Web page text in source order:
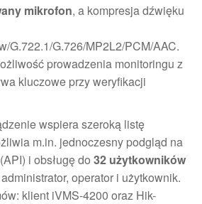
mikrofon, a kompresja dźwięku
G.722.1/G.726/MP2L2/PCM/AAC.
prowadzenia monitoringu z
kluczowe przy weryfikacji
wspiera szeroką listę
m.in. jednoczesny podgląd na
(API) i obsługę do 32 użytkowników
operator i użytkownik.
klient iVMS-4200 oraz Hik-